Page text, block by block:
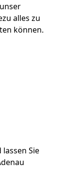
alles zu
können.
Sie